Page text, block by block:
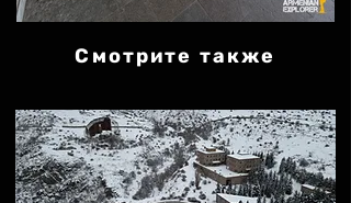
Смотрите также